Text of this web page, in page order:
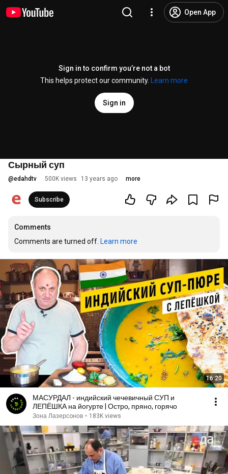
Open App
Sign in to confirm you’re not a bot
This helps protect our community.
Learn more
Sign in
Сырный суп
@edahdtv 500K views 13 years ago more
Subscribe
Comments
Comments are turned off. Learn more
16:20
МАСУРДАЛ - индийский чечевичный СУП и
ЛЕПЁШКА на йогурте | Остро, пряно, горячо
Зона Лазерсoнов • 183K views